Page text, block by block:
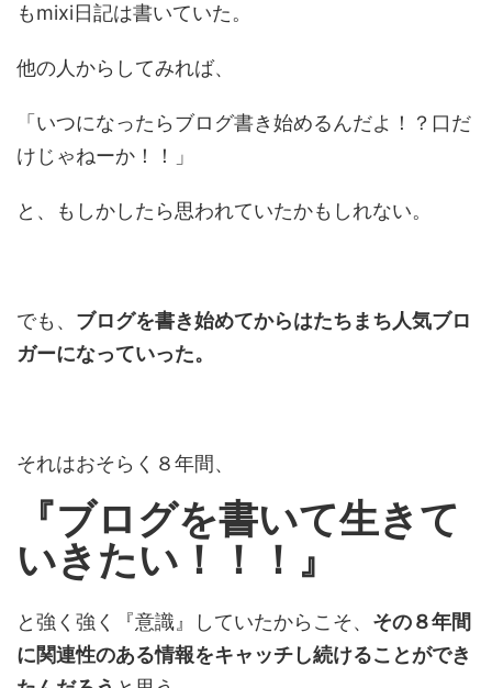
もmixi日記は書いていた。
他の人からしてみれば、
「いつになったらブログ書き始めるんだよ！？口だ
けじゃねーか！！」
と、もしかしたら思われていたかもしれない。
でも、 ブログを書き始めてからはたちまち人気ブロ
ガーになっていった。
それはおそらく８年間、
『ブログを書いて生きて
いきたい！！！』
と強く強く『意識』していたからこそ、 その８年間
に関連性のある情報をキャッチし続けることができ